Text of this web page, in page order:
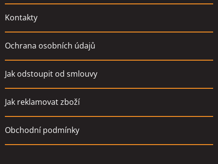
Kontakty
Ochrana osobních údajů
Jak odstoupit od smlouvy
Jak reklamovat zboží
Obchodní podmínky